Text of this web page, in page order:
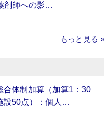
剤師への影…
もっと見る »
合体制加算（加算1：30
設50点）：個人…